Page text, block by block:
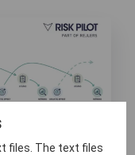
files. The text files